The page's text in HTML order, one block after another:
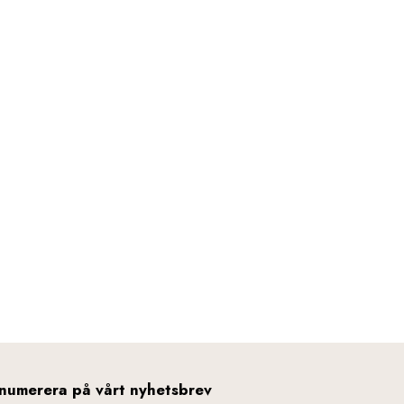
på vårt nyhetsbrev